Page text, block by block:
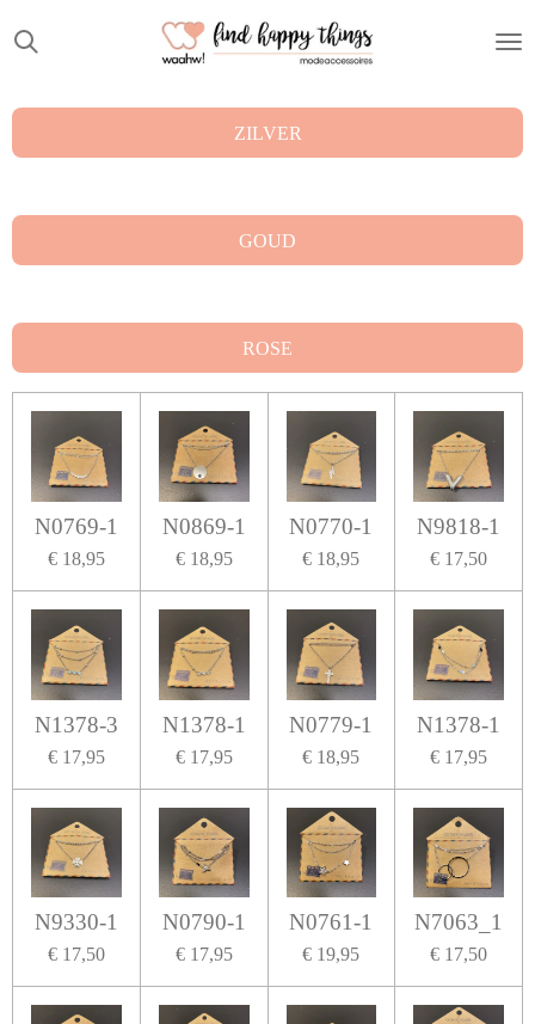
direct
de
ZILVER
GOUD
ROSE
N0769-1
€ 18,95
N0869-1
€ 18,95
N0770-1
€ 18,95
N9818-1
€ 17,50
N1378-3
€ 17,95
N1378-1
€ 17,95
N0779-1
€ 18,95
N1378-1
€ 17,95
N9330-1
€ 17,50
N0790-1
€ 17,95
N0761-1
€ 19,95
N7063_1
€ 17,50